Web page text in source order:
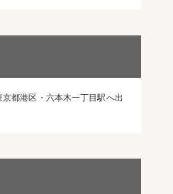
都港区・六本木一丁目駅へ出